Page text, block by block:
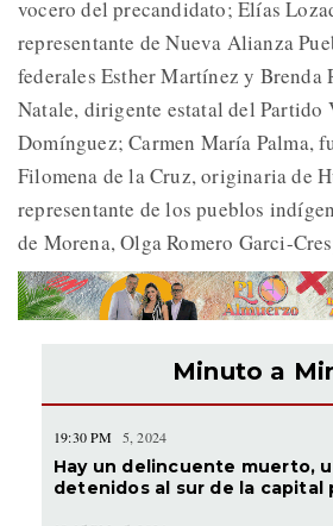
vocero del precandidato; Elías
representante de Nueva Alianza
federales Esther Martínez y
Natale, dirigente estatal del Partido
Domínguez; Carmen María Palma,
Filomena de la Cruz, originaria de
representante de los pueblos
de Morena, Olga Romero Garci-
Minuto a
19:30 PM 5, 2024
Hay un delincuente muerto,
detenidos al sur de la capital